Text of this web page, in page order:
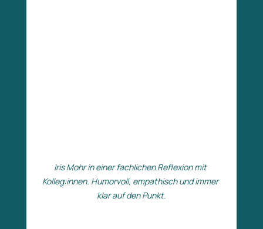
Iris Mohr in einer fachlichen Reflexion mit
Kolleg:innen. Humorvoll, empathisch und immer
klar auf den Punkt.